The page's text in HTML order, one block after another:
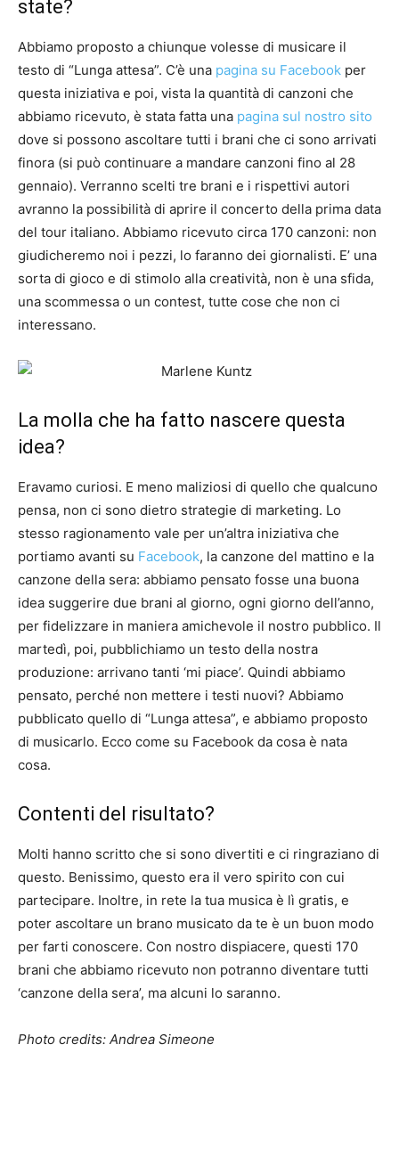
state?
Abbiamo proposto a chiunque volesse di musicare il
testo di “Lunga attesa”. C’è una pagina su Facebook per
questa iniziativa e poi, vista la quantità di canzoni che
abbiamo ricevuto, è stata fatta una pagina sul nostro sito
dove si possono ascoltare tutti i brani che ci sono arrivati
finora (si può continuare a mandare canzoni fino al 28
gennaio). Verranno scelti tre brani e i rispettivi autori
avranno la possibilità di aprire il concerto della prima data
del tour italiano. Abbiamo ricevuto circa 170 canzoni: non
giudicheremo noi i pezzi, lo faranno dei giornalisti. E’ una
sorta di gioco e di stimolo alla creatività, non è una sfida,
una scommessa o un contest, tutte cose che non ci
interessano.
La molla che ha fatto nascere questa
idea?
Eravamo curiosi. E meno maliziosi di quello che qualcuno
pensa, non ci sono dietro strategie di marketing. Lo
stesso ragionamento vale per un’altra iniziativa che
portiamo avanti su Facebook, la canzone del mattino e la
canzone della sera: abbiamo pensato fosse una buona
idea suggerire due brani al giorno, ogni giorno dell’anno,
per fidelizzare in maniera amichevole il nostro pubblico. Il
martedì, poi, pubblichiamo un testo della nostra
produzione: arrivano tanti ‘mi piace’. Quindi abbiamo
pensato, perché non mettere i testi nuovi? Abbiamo
pubblicato quello di “Lunga attesa”, e abbiamo proposto
di musicarlo. Ecco come su Facebook da cosa è nata
cosa.
Contenti del risultato?
Molti hanno scritto che si sono divertiti e ci ringraziano di
questo. Benissimo, questo era il vero spirito con cui
partecipare. Inoltre, in rete la tua musica è lì gratis, e
poter ascoltare un brano musicato da te è un buon modo
per farti conoscere. Con nostro dispiacere, questi 170
brani che abbiamo ricevuto non potranno diventare tutti
‘canzone della sera’, ma alcuni lo saranno.
Photo credits: Andrea Simeone